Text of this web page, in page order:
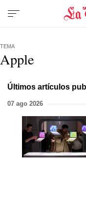
TEMA
Apple
Últimos artículos
07 ago 2026